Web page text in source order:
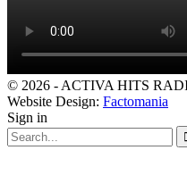
© 2026 - ACTIVA HITS
Website Design: Factomania
Sign in